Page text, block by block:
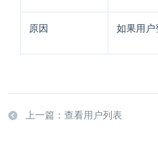
原因 如果用户
上一篇：查看用户列表